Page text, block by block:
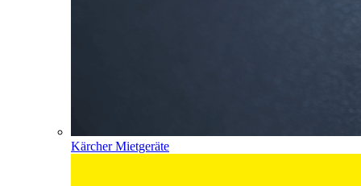
Kärcher Mietgeräte